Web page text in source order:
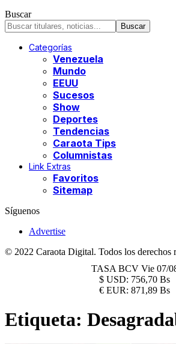
Buscar
Categorías
Venezuela
Mundo
EEUU
Sucesos
Show
Deportes
Tendencias
Caraota Tips
Columnistas
Link Extras
Favoritos
Sitemap
Síguenos
Advertise
© 2022 Caraota Digital. Todos los derechos
TASA BCV Vie 07/
$ USD: 756,70 Bs
€ EUR: 871,89 Bs
Etiqueta: